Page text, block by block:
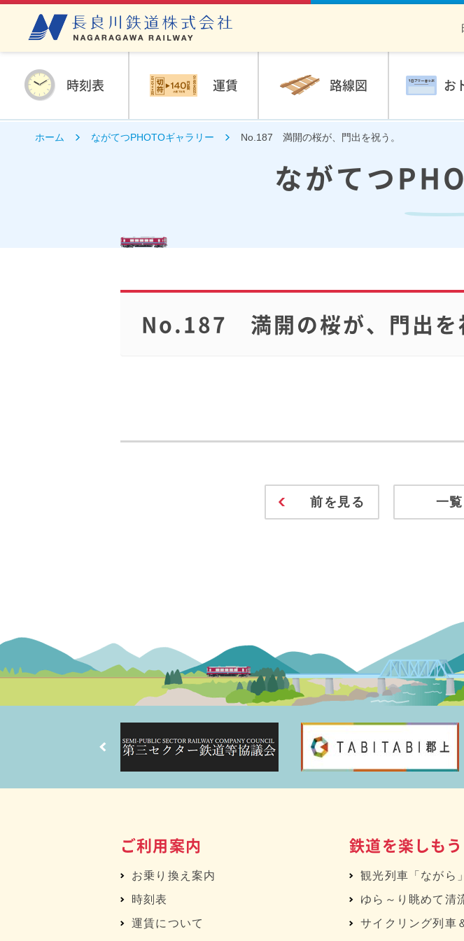
時刻表 運賃 路線図 お
ホーム ながてつPHOTOギャラリー No.187 満開の桜が、門出を祝う。
ながてつ
No.187 満開の桜が、門出を
前を見る 一
ご利用案内
お乗り換え案内
時刻表
運賃について
鉄道を楽しもう
観光列車「ながら」
ゆら～り眺めて清
サイクリング列車